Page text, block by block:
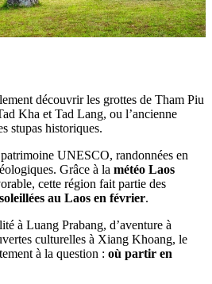
découvrir les grottes de Tham Piu
Kha et Tad Lang, ou l’ancienne
stupas historiques.
UNESCO, randonnées en
Grâce à la météo Laos
cette région fait partie des
au Laos en février.
à Luang Prabang, d’aventure à
culturelles à Xiang Khoang, le
à la question : où partir en